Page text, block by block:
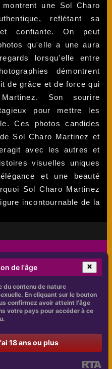
une Sol Charo
reflétant sa
et confiante. On peut
qu'elle a une aura
lorsqu'elle entre
démontrent
de grâce et de force qui
Son sourire
pour mettre les
Ces photos candides
Sol Charo Martinez et
avec les autres et
visuelles uniques
et une beauté
Sol Charo Martinez
incontournable de la
de l'âge
du contenu de nature
En cliquant sur le bouton
confirmez avoir atteint l'âge
votre pays pour accéder à ce
18 ans ou plus